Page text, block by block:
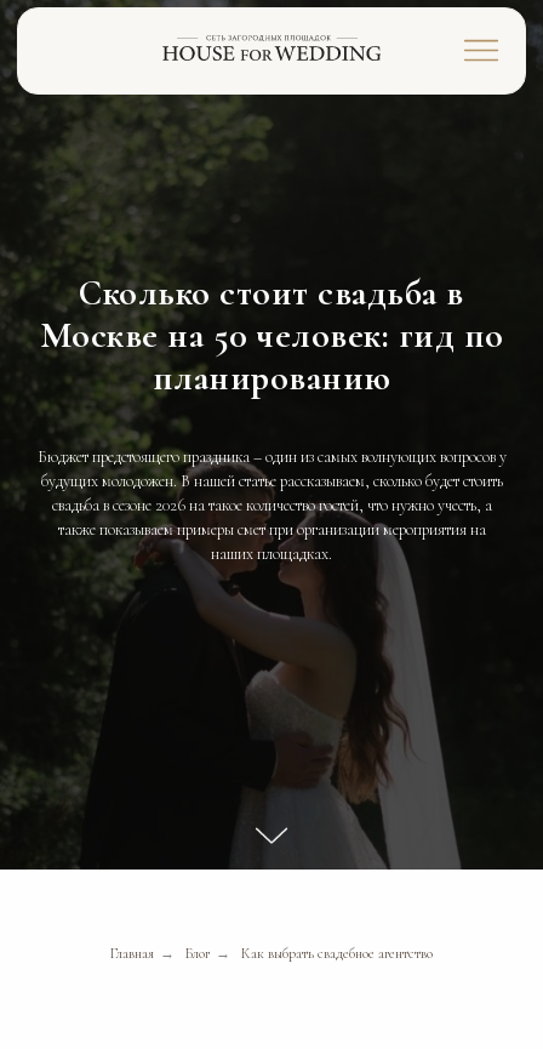
Сколько стоит свадьба в
Москве на 50 человек: гид по
планированию
Бюджет предстоящего праздника – один из самых волнующих вопросов у
будущих молодожен. В нашей статье рассказываем, сколько будет стоить
свадьба в сезоне 2026 на такое количество гостей, что нужно учесть, а
также показываем примеры смет при организации мероприятия на
наших площадках.
Главная → Блог → Как выбрать свадебное агентство